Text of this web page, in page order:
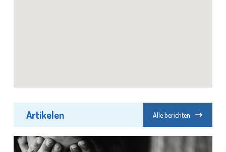
Artikelen Alle berichten